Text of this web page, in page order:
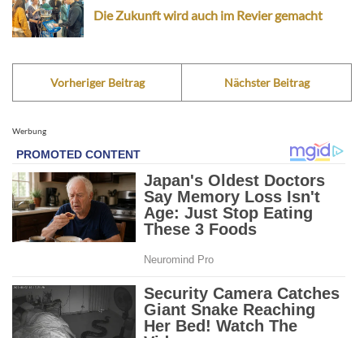
Die Zukunft wird auch im Revier gemacht
Vorheriger Beitrag Nächster Beitrag
Werbung